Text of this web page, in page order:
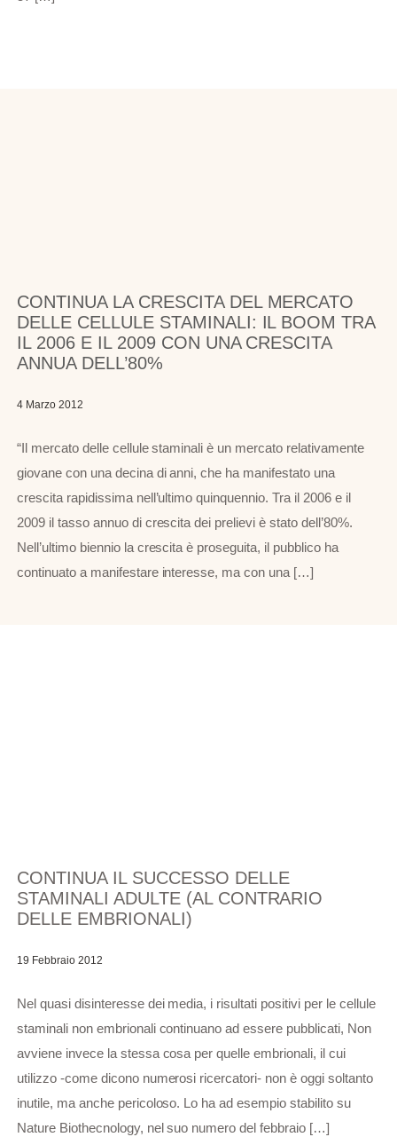
CONTINUA LA CRESCITA DEL MERCATO
DELLE CELLULE STAMINALI: IL BOOM TRA
IL 2006 E IL 2009 CON UNA CRESCITA
ANNUA DELL’80%
4 Marzo 2012
“Il mercato delle cellule staminali è un mercato relativamente
giovane con una decina di anni, che ha manifestato una
crescita rapidissima nell’ultimo quinquennio. Tra il 2006 e il
2009 il tasso annuo di crescita dei prelievi è stato dell’80%.
Nell’ultimo biennio la crescita è proseguita, il pubblico ha
continuato a manifestare interesse, ma con una […]
CONTINUA IL SUCCESSO DELLE
STAMINALI ADULTE (AL CONTRARIO
DELLE EMBRIONALI)
19 Febbraio 2012
Nel quasi disinteresse dei media, i risultati positivi per le cellule
staminali non embrionali continuano ad essere pubblicati, Non
avviene invece la stessa cosa per quelle embrionali, il cui
utilizzo -come dicono numerosi ricercatori- non è oggi soltanto
inutile, ma anche pericoloso. Lo ha ad esempio stabilito su
Nature Biothecnology, nel suo numero del febbraio […]